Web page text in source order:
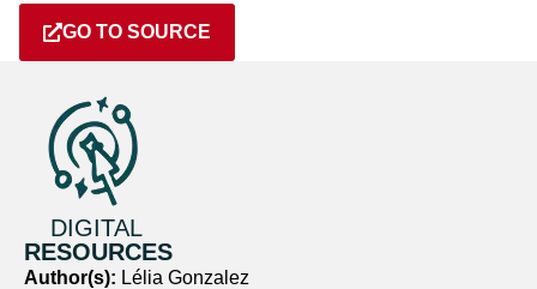
GO TO SOURCE
DIGITAL
RESOURCES
Author(s): Lélia Gonzalez